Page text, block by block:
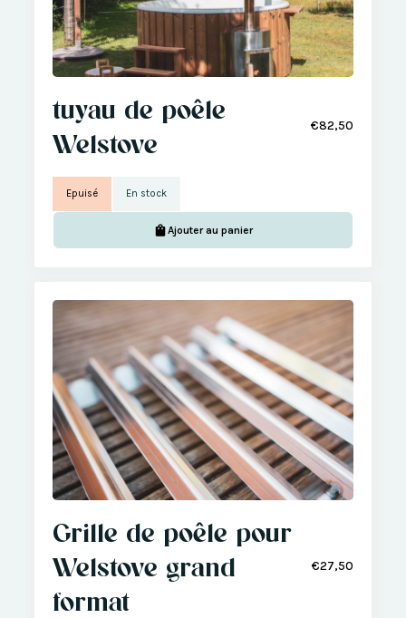
tuyau de poêle
Welstove
€82,50
Epuisé En stock
Ajouter au panier
Grille de poêle pour
Welstove grand
format
€27,50